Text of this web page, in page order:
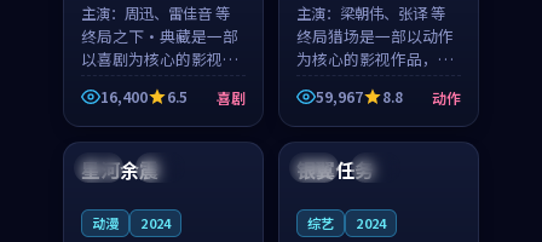
主演： 周迅、雷佳音 等
终局之下·典藏是一部
以喜剧为核心的影视作
品，围绕危机、反转与
人物成长展开，整体节
奏紧凑，值得推荐观
16,400 6.5 喜剧
主演： 梁朝伟、张译 等
终局猎场是一部以动作
为核心的影视作品，围
绕危机、反转与人物成
长展开，整体节奏紧
凑，值得推荐观看。
59,967 8.8 动作
泰国 杜比
星河余震
动漫 2024
韩国 杜比
银翼任务
综艺 2024